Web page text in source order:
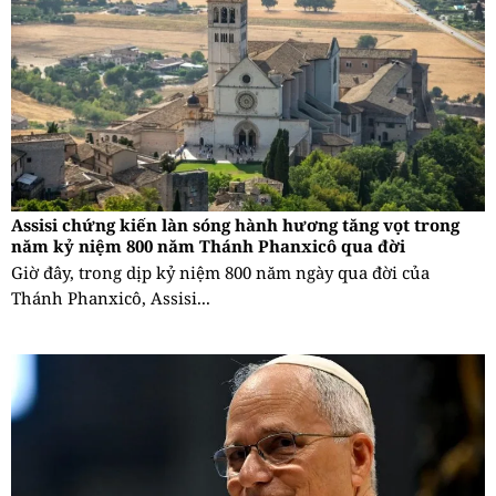
Assisi chứng kiến làn sóng hành hương tăng vọt trong
năm kỷ niệm 800 năm Thánh Phanxicô qua đời
Giờ đây, trong dịp kỷ niệm 800 năm ngày qua đời của
Thánh Phanxicô, Assisi...